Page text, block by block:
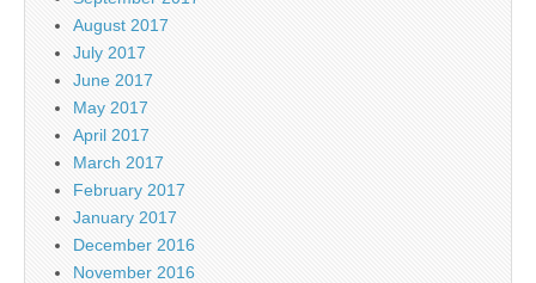
August 2017
July 2017
June 2017
May 2017
April 2017
March 2017
February 2017
January 2017
December 2016
November 2016